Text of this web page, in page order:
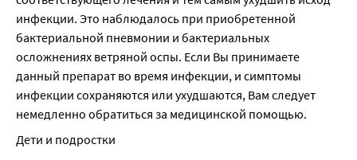
инфекции. Это наблюдалось при приобретенной
бактериальной пневмонии и бактериальных
осложнениях ветряной оспы. Если Вы принимаете
данный препарат во время инфекции, и симптомы
инфекции сохраняются или ухудшаются, Вам следует
немедленно обратиться за медицинской помощью.
Дети и подростки